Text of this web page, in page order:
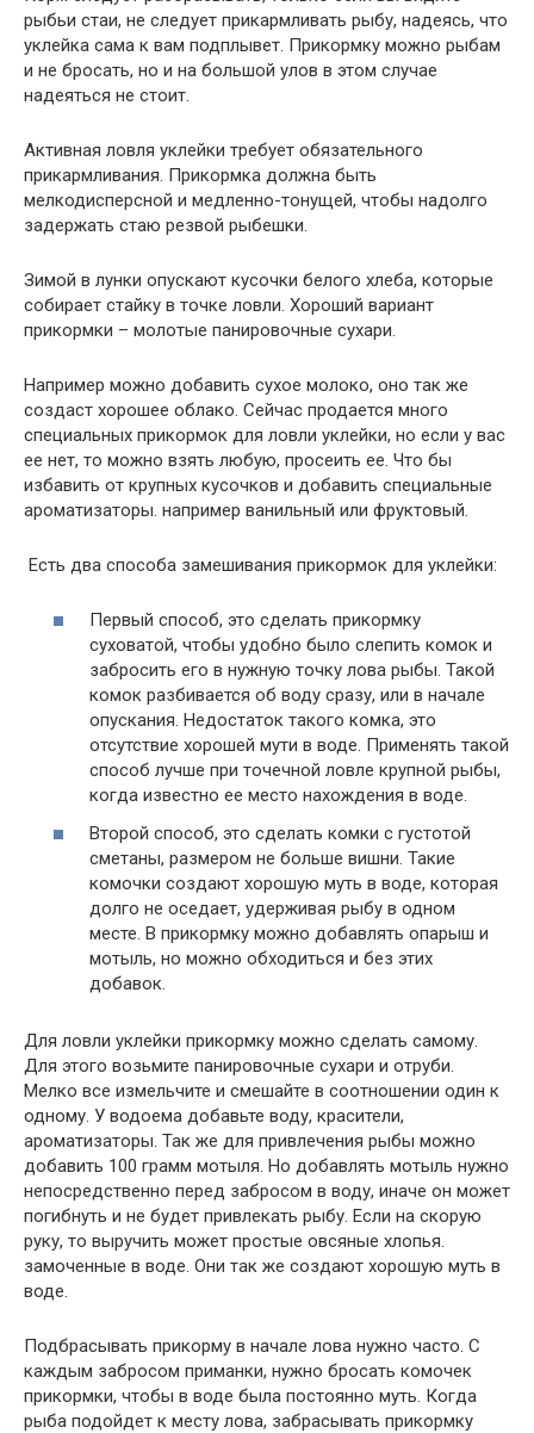
рыбьи стаи, не следует прикармливать рыбу, надеясь, что
уклейка сама к вам подплывет. Прикормку можно рыбам
и не бросать, но и на большой улов в этом случае
надеяться не стоит.
Активная ловля уклейки требует обязательного
прикармливания. Прикормка должна быть
мелкодисперсной и медленно-тонущей, чтобы надолго
задержать стаю резвой рыбешки.
Зимой в лунки опускают кусочки белого хлеба, которые
собирает стайку в точке ловли. Хороший вариант
прикормки – молотые панировочные сухари.
Например можно добавить сухое молоко, оно так же
создаст хорошее облако. Сейчас продается много
специальных прикормок для ловли уклейки, но если у вас
ее нет, то можно взять любую, просеить ее. Что бы
избавить от крупных кусочков и добавить специальные
ароматизаторы. например ванильный или фруктовый.
Есть два способа замешивания прикормок для уклейки:
Первый способ, это сделать прикормку
суховатой, чтобы удобно было слепить комок и
забросить его в нужную точку лова рыбы. Такой
комок разбивается об воду сразу, или в начале
опускания. Недостаток такого комка, это
отсутствие хорошей мути в воде. Применять такой
способ лучше при точечной ловле крупной рыбы,
когда известно ее место нахождения в воде.
Второй способ, это сделать комки с густотой
сметаны, размером не больше вишни. Такие
комочки создают хорошую муть в воде, которая
долго не оседает, удерживая рыбу в одном
месте. В прикормку можно добавлять опарыш и
мотыль, но можно обходиться и без этих
добавок.
Для ловли уклейки прикормку можно сделать самому.
Для этого возьмите панировочные сухари и отруби.
Мелко все измельчите и смешайте в соотношении один к
одному. У водоема добавьте воду, красители,
ароматизаторы. Так же для привлечения рыбы можно
добавить 100 грамм мотыля. Но добавлять мотыль нужно
непосредственно перед забросом в воду, иначе он может
погибнуть и не будет привлекать рыбу. Если на скорую
руку, то выручить может простые овсяные хлопья.
замоченные в воде. Они так же создают хорошую муть в
воде.
Подбрасывать прикорму в начале лова нужно часто. С
каждым забросом приманки, нужно бросать комочек
прикормки, чтобы в воде была постоянно муть. Когда
рыба подойдет к месту лова, забрасывать прикормку